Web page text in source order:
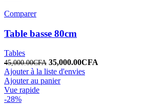
Comparer
Table basse 80cm
Tables
45,000.00CFA 35,000.00CFA
Ajouter à la liste d'envies
Ajouter au panier
Vue rapide
-28%